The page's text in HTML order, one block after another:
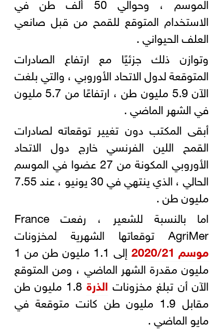
الاستخدام المتوقع للقمح من قبل صانعي
العلف الحيواني .
وتوازن ذلك جزئيًا مع ارتفاع الصادرات
المتوقعة لدول الاتحاد الأوروبي ، والتي بلغت
الآن 5.9 مليون طن ، ارتفاعًا من 5.7 مليون
في الشهر الماضي .
أبقى المكتب دون تغيير توقعاته لصادرات
القمح اللين الفرنسي خارج دول الاتحاد
الأوروبي المكونة من 27 عضوا في الموسم
الحالي ، الذي ينتهي في 30 يونيو ، عند 7.55
مليون طن .
اما بالنسبة للشعير ، رفعت France
AgriMer توقعاتها الشهرية لمخزونات
موسم 2020/21
إلى 1.1 مليون طن من 1
مليون مقدرة الشهر الماضي ، ومن المتوقع
الآن أن تبلغ مخزونات الذرة
1.8 مليون طن
مقابل 1.9 مليون طن كانت متوقعة في
مايو الماضي .